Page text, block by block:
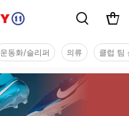
운동화/슬리퍼 의류 클럽 팀